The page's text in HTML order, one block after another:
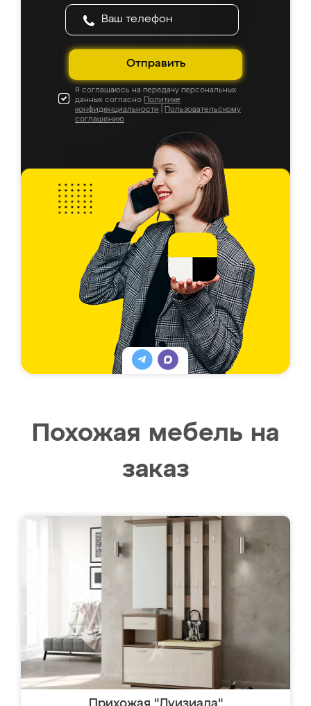
Отправить
Я соглашаюсь на передачу персональных
данных согласно Политике
конфиденциальности
Пользовательскому
соглашению
Похожая мебель на
заказ